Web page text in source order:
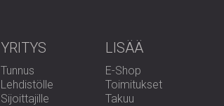
Luonnollista kauneutta
YRITYS
Tunnus
Lehdistölle
Sijoittajille
LISÄÄ
E-Shop
Toimitukset
Takuu